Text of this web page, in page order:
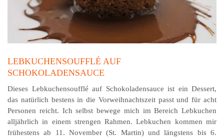
LEBKUCHENSOUFFLÉ AUF
SCHOKOLADENSAUCE
Dieses Lebkuchensoufflé auf Schokoladensauce ist ein Dessert,
das natürlich bestens in die Vorweihnachtszeit passt und für acht
Personen reicht. Ich selbst bewege mich im Bereich Lebkuchen
alljährlich in einem strengen Rahmen. Lebkuchen kommen mir
frühestens ab 11. November (St. Martin) und längstens bis 6.